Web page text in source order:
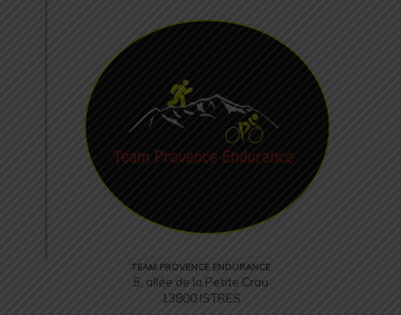
TEAM PROVENCE ENDURANCE
5, allée de la Petite Crau
13800 ISTRES